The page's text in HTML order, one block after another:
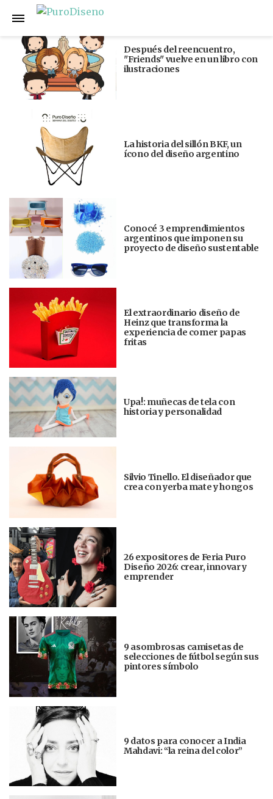
Anterior
Después del reencuentro,
"Friends" vuelve en un libro con
ilustraciones
La historia del sillón BKF, un
ícono del diseño argentino
Conocé 3 emprendimientos
argentinos que imponen su
proyecto de diseño sustentable
El extraordinario diseño de
Heinz que transforma la
experiencia de comer papas
fritas
Upa!: muñecas de tela con
historia y personalidad
Silvio Tinello. El diseñador que
crea con yerba mate y hongos
26 expositores de Feria Puro
Diseño 2026: crear, innovar y
emprender
9 asombrosas camisetas de
selecciones de fútbol según sus
pintores símbolo
9 datos para conocer a India
Mahdavi: “la reina del color”
Siguiente